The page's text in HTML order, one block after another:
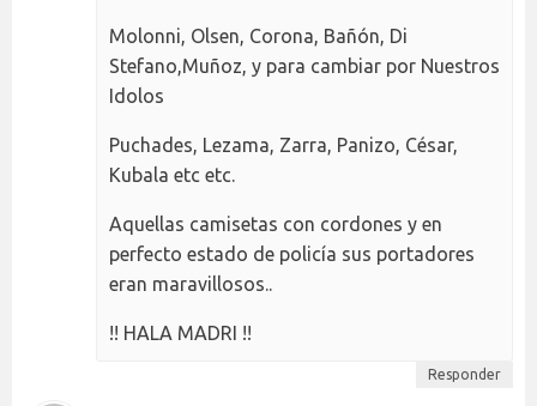
Molonni, Olsen, Corona, Bañón, Di
Stefano,Muñoz, y para cambiar por Nuestros
Idolos
Puchades, Lezama, Zarra, Panizo, César,
Kubala etc etc.
Aquellas camisetas con cordones y en
perfecto estado de policía sus portadores
eran maravillosos..
!! HALA MADRI !!
Responder